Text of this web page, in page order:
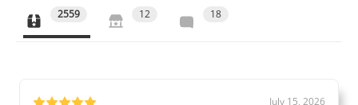
2559 12 18
July 15, 2026